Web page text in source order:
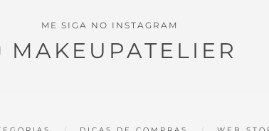
ME SIGA NO INSTAGRAM
MAKEUPATELIER